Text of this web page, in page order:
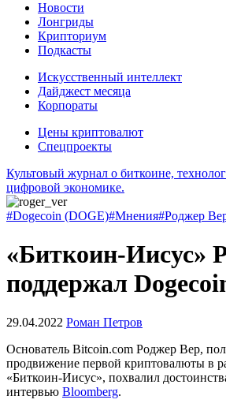
Новости
Лонгриды
Крипториум
Подкасты
Искусственный интеллект
Дайджест месяца
Корпораты
Цены криптовалют
Спецпроекты
Культовый журнал о биткоине,
цифровой экономике.
#Dogecoin (DOGE)#Мнения#Роджер
«Биткоин-Иисус»
поддержал
29.04.2022 Роман Петров
Основатель Bitcoin.com Роджер Вер,
продвижение первой криптовалюты в
«Биткоин-Иисус», похвалил
интервью Bloomberg.